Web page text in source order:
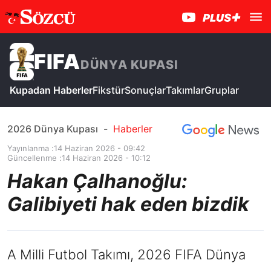
FIFADÜNYA KUPASI
Kupadan HaberlerFikstürSonuçlarTakımlarGruplar
2026 Dünya Kupası - Haberler
Yayınlanma :14 Haziran 2026 - 09:42
Güncellenme :14 Haziran 2026 - 10:12
Hakan Çalhanoğlu:
Galibiyeti hak eden bizdik
A Milli Futbol Takımı, 2026 FIFA Dünya